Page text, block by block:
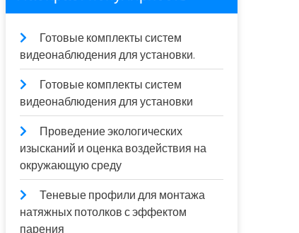
Готовые комплекты систем
видеонаблюдения для установки.
Готовые комплекты систем
видеонаблюдения для установки
Проведение экологических
изысканий и оценка воздействия на
окружающую среду
Теневые профили для монтажа
натяжных потолков с эффектом
парения